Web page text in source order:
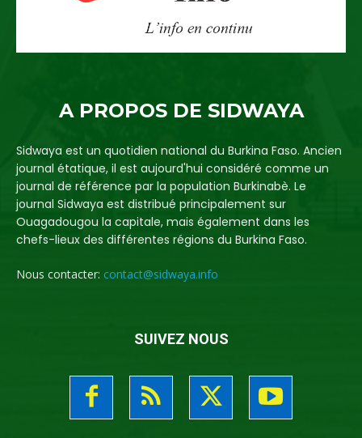
A PROPOS DE SIDWAYA
Sidwaya est un quotidien national du Burkina Faso. Ancien
journal étatique, il est aujourd'hui considéré comme un
journal de référence par la population Burkinabè. Le
journal Sidwaya est distribué principalement sur
Ouagadougou la capitale, mais également dans les
chefs-lieux des différentes régions du Burkina Faso.
Nous contacter: contact@sidwaya.info
SUIVEZ NOUS